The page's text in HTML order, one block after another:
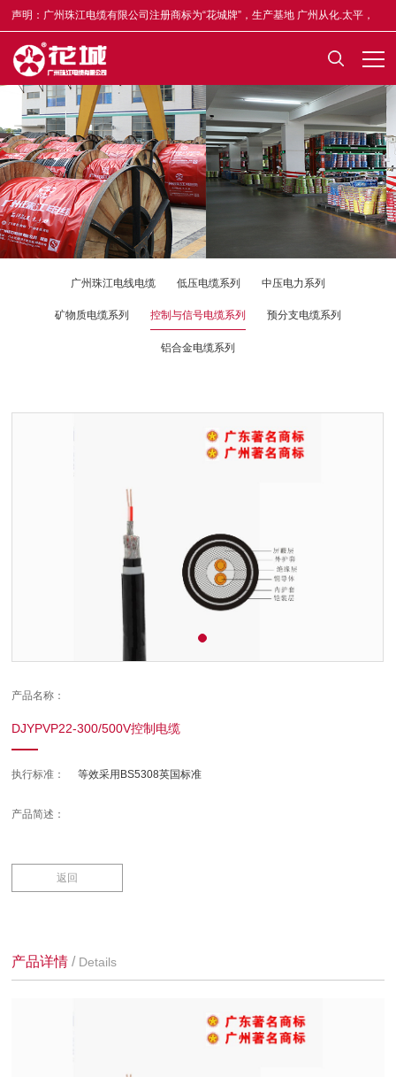
声明：广州珠江电缆有限公司注册商标为“花城牌”，生产基地 广州从化.太平，
合格证均印有“木棉花”标志，凡不符者为假冒，举报奖5-50万元，举报电话
13922335835。
广州珠江电线电缆 低压电缆系列 中压电力系列
矿物质电缆系列 控制与信号电缆系列 预分支电缆系列
铝合金电缆系列
产品名称：
DJYPVP22-300/500V控制电缆
执行标准： 等效采用BS5308英国标准
产品简述：
返回
产品详情 / Details